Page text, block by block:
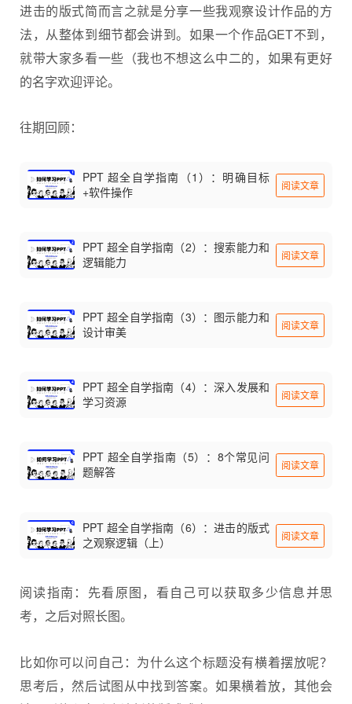
进击的版式简而言之就是分享一些我观察设计作品的方
法，从整体到细节都会讲到。如果一个作品GET不到，
就带大家多看一些（我也不想这么中二的，如果有更好
的名字欢迎评论。
往期回顾：
PPT 超全自学指南（1）：明确目标
+软件操作
阅读文章
PPT 超全自学指南（2）：搜索能力和
逻辑能力
阅读文章
PPT 超全自学指南（3）：图示能力和
设计审美
阅读文章
PPT 超全自学指南（4）：深入发展和
学习资源
阅读文章
PPT 超全自学指南（5）：8个常见问
题解答
阅读文章
PPT 超全自学指南（6）：进击的版式
之观察逻辑（上）
阅读文章
阅读指南：先看原图，看自己可以获取多少信息并思
考，之后对照长图。
比如你可以问自己：为什么这个标题没有横着摆放呢？
思考后，然后试图从中找到答案。如果横着放，其他会